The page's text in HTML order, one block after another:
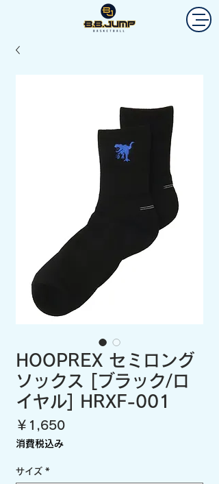
HOOPREX セミロング
ソックス [ブラック/ロ
イヤル] HRXF-001
￥1,650価
消費税込み
サイズ *